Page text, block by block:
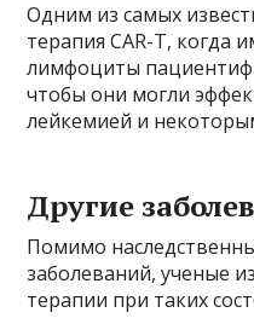
Одним из самых
терапия CAR-T, когда
лимфоциты
чтобы они могли
лейкемией и
Другие
Помимо
заболеваний, ученые
терапии при таких